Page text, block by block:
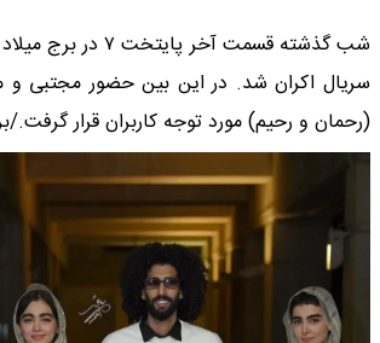
شب گذشته قسمت آخر
سریال اکران شد. در این بین حضور مجتبی
(رحمان و رحیم) مورد توجه کاربران قرار گرفت./